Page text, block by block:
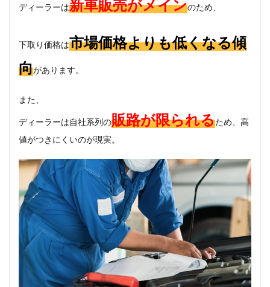
ディーラーは新車販売がメインのため、
下取り価格は市場価格よりも低くなる傾
向があります。
また、
ディーラーは自社系列の販路が限られるため、高
値がつきにくいのが現実。